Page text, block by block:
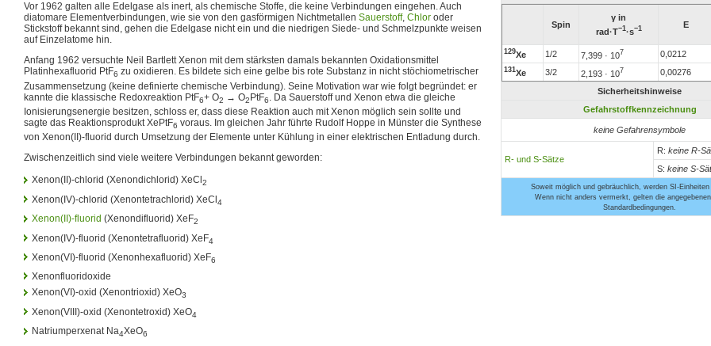
Spin
γ in
rad·T−1 ·s−1 E
129Xe 1/2 7,399 · 107 0,0212
131Xe 3/2 2,193 · 107 0,00276
Sicherheitshinweise
Gefahrstoffkennzeichnung
keine Gefahrensymbole
R- und S-Sätze
R: keine R-
S: keine S-
Soweit möglich und gebräuchlich, werden SI-Einheiten
Wenn nicht anders vermerkt, gelten die
Standardbedingungen.
Vor 1962 galten alle Edelgase als inert, als chemische Stoffe, die keine Verbindungen eingehen. Auch
diatomare Elementverbindungen, wie sie von den gasförmigen Nichtmetallen Sauerstoff, Chlor oder
Stickstoff bekannt sind, gehen die Edelgase nicht ein und die niedrigen Siede- und Schmelzpunkte weisen
auf Einzelatome hin.
Anfang 1962 versuchte Neil Bartlett Xenon mit dem stärksten damals bekannten Oxidationsmittel
Platinhexafluorid PtF6 zu oxidieren. Es bildete sich eine gelbe bis rote Substanz in nicht stöchiometrischer
Zusammensetzung (keine definierte chemische Verbindung). Seine Motivation war wie folgt begründet: er
kannte die klassische Redoxreaktion PtF6+ O2 → O2PtF6
. Da Sauerstoff und Xenon etwa die gleiche
Ionisierungsenergie besitzen, schloss er, dass diese Reaktion auch mit Xenon möglich sein sollte und
sagte das Reaktionsprodukt XePtF6 voraus. Im gleichen Jahr führte Rudolf Hoppe in Münster die Synthese
von Xenon(II)-fluorid durch Umsetzung der Elemente unter Kühlung in einer elektrischen Entladung durch.
Zwischenzeitlich sind viele weitere Verbindungen bekannt geworden:
Xenon(II)-chlorid (Xenondichlorid) XeCl 2
Xenon(IV)-chlorid (Xenontetrachlorid) XeCl4
Xenon(II)-fluorid (Xenondifluorid) XeF2
Xenon(IV)-fluorid (Xenontetrafluorid) XeF4
Xenon(VI)-fluorid (Xenonhexafluorid) XeF6
Xenonfluoridoxide
Xenon(VI)-oxid (Xenontrioxid) XeO3
Xenon(VIII)-oxid (Xenontetroxid) XeO4
Natriumperxenat Na4XeO6